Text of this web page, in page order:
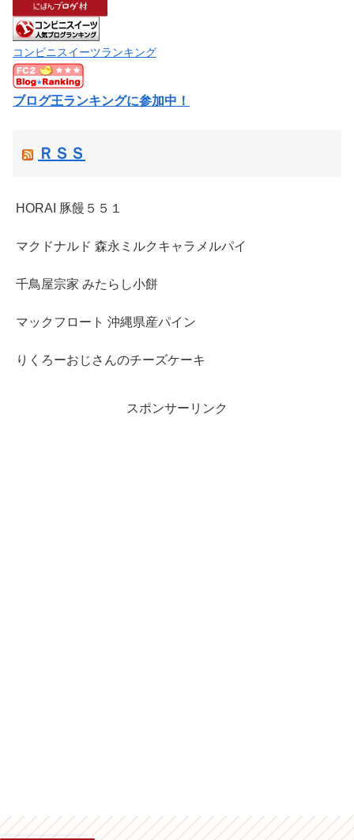
コンビニスイーツランキング
ブログ王ランキングに参加中！
ＲＳＳ
HORAI 豚饅５５１
マクドナルド 森永ミルクキャラメルパイ
千鳥屋宗家 みたらし小餅
マックフロート 沖縄県産パイン
りくろーおじさんのチーズケーキ
スポンサーリンク